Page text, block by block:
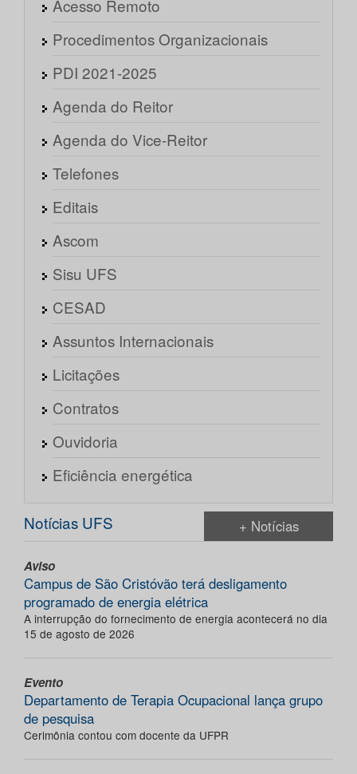
Acesso Remoto
Procedimentos Organizacionais
PDI 2021-2025
Agenda do Reitor
Agenda do Vice-Reitor
Telefones
Editais
Ascom
Sisu UFS
CESAD
Assuntos Internacionais
Licitações
Contratos
Ouvidoria
Eficiência energética
Notícias UFS + Notícias
Aviso
Campus de São Cristóvão terá desligamento
programado de energia elétrica
A interrupção do fornecimento de energia acontecerá no dia
15 de agosto de 2026
Evento
Departamento de Terapia Ocupacional lança grupo
de pesquisa
Cerimônia contou com docente da UFPR